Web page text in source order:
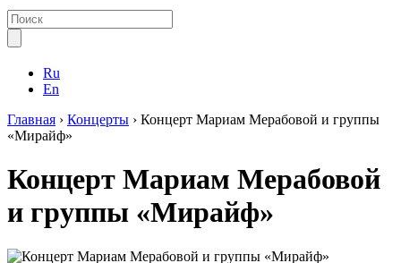
Ru
En
Главная › Концерты › Концерт Мариам Мерабовой и группы
«Мирайф»
Концерт Мариам Мерабовой
и группы «Мирайф»